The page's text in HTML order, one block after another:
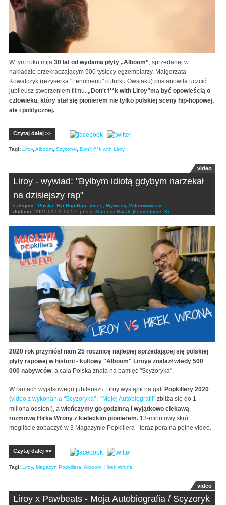
W tym roku mija 30 lat od wydania płyty „Alboom”, sprzedanej w
nakładzie przekraczającym 500 tysięcy egzemplarzy. Małgorzata
Kowalczyk (reżyserka "Fenomenu" o Jurku Owsiaku) postanowiła uczcić
jubileusz stworzeniem filmu. „Don't f**k with Liroy”ma być opowieścią o
człowieku, który stał się pionierem nie tylko polskiej sceny hip-hopowej,
ale i politycznej.
Czytaj dalej >>
Tagi: Liroy, Alboom Scyzoryk Don't f**k with Liroy
video
Liroy - wywiad: "Byłbym idiotą gdybym narzekał
na dzisiejszy rap"
kategorie: Polska Hip-Hop/Rap Video Wywiady, Videowywiady
dodano: 2021-01-03 17:57 przez: Mateusz Natali (komentarze: 3)
2020 rok przyniósł nam 25 rocznicę najlepiej sprzedającej się polskiej
płyty rapowej w historii - kultowy "Alboom" Liroya znalazł wtedy 500
000 nabywców, a cała Polska znała na pamięć "Scyzoryka".
W ramach wyjątkowego jubileuszu Liroy wystąpił na gali Popkillery 2020
(video z wykonania "Scyzoryka" i "Mojej Autobiografii" zbliża się do 1
miliona odsłon!), a wieńczymy go godzinną i wyjątkowo ciekawą
rozmową Hirka Wrony z kieleckim pionierem. 13-minutowy skrót
mogliście zobaczyć w 3 Magazynie Popkillera - teraz pora na pełne video.
Czytaj dalej >>
Tagi: Liroy, Magazyn Popkillera, Alboom, Hirek Wrona
video
Liroy x Pawbeats - Moja Autobiografia / Scyzoryk